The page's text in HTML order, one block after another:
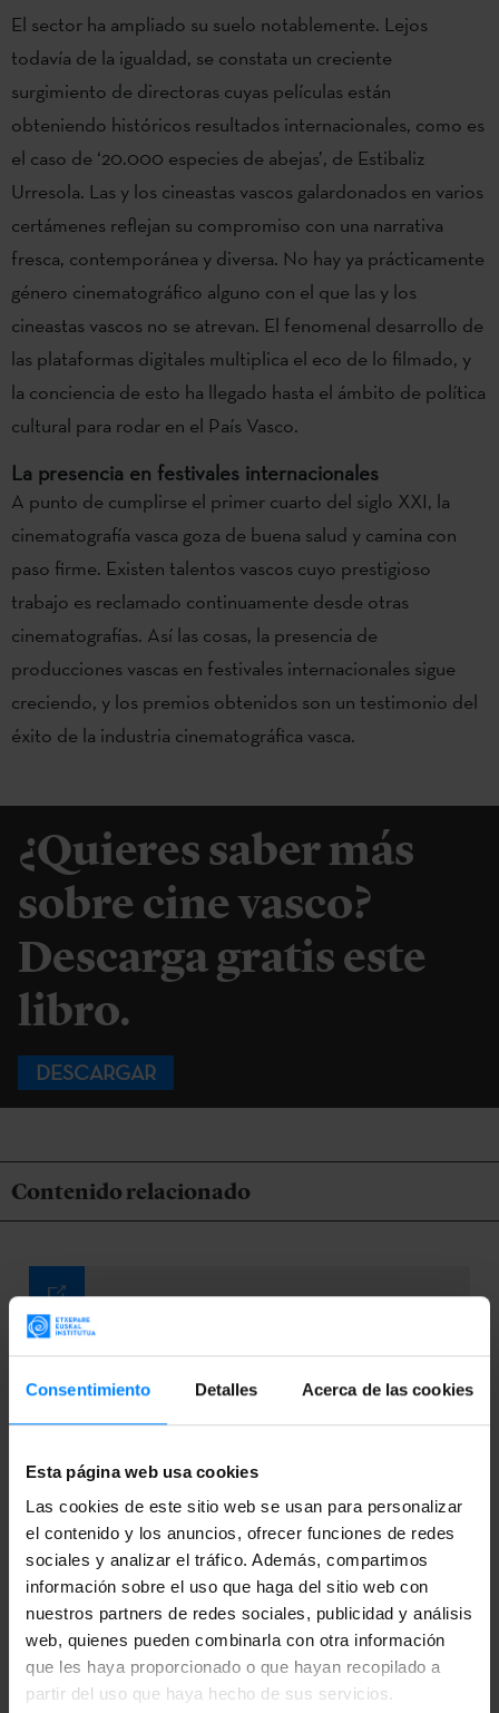
Consentimiento Detalles Acerca de las cookies
Esta página web usa cookies
Las cookies de este sitio web se usan para personalizar
el contenido y los anuncios, ofrecer funciones de redes
sociales y analizar el tráfico. Además, compartimos
información sobre el uso que haga del sitio web con
nuestros partners de redes sociales, publicidad y análisis
web, quienes pueden combinarla con otra información
que les haya proporcionado o que hayan recopilado a
partir del uso que haya hecho de sus servicios.
El sector ha ampliado su suelo notablemente. Lejos
todavía de la igualdad, se constata un creciente
surgimiento de directoras cuyas películas están
obteniendo históricos resultados internacionales, como es
el caso de ‘20.000 especies de abejas’, de Estibaliz
Urresola. Las y los cineastas vascos galardonados en varios
certámenes reflejan su compromiso con una narrativa
fresca, contemporánea y diversa. No hay ya prácticamente
género cinematográfico alguno con el que las y los
cineastas vascos no se atrevan. El fenomenal desarrollo de
las plataformas digitales multiplica el eco de lo filmado, y
la conciencia de esto ha llegado hasta el ámbito de política
cultural para rodar en el País Vasco.
La presencia en festivales internacionales
A punto de cumplirse el primer cuarto del siglo XXI, la
cinematografía vasca goza de buena salud y camina con
paso firme. Existen talentos vascos cuyo prestigioso
trabajo es reclamado continuamente desde otras
cinematografías. Así las cosas, la presencia de
producciones vascas en festivales internacionales sigue
creciendo, y los premios obtenidos son un testimonio del
éxito de la industria cinematográfica vasca.
¿Quieres saber más
sobre cine vasco?
Descarga gratis este
libro.
DESCARGAR
Contenido relacionado
LIBRO: CINE VASCO